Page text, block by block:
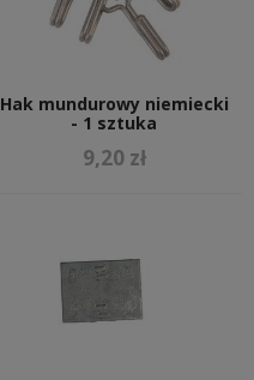
Hak mundurowy niemiecki
- 1 sztuka
9,20 zł